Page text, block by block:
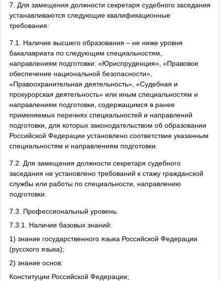
7. Для замещения должности секретаря судебного заседания
устанавливаются следующие квалификационные
требования:
7.1. Наличие высшего образования – не ниже уровня
бакалавриата по следующим специальностям,
направлениям подготовки: «Юриспруденция», «Правовое
обеспечение национальной безопасности»,
«Правоохранительная деятельность», «Судебная и
прокурорская деятельность» или иным специальностям и
направлениям подготовки, содержащимся в ранее
применяемых перечнях специальностей и направлений
подготовки, для которых законодательством об образовании
Российской Федерации установлено соответствие указанным
специальностям и направлениям подготовки.
7.2. Для замещения должности секретаря судебного
заседания не установлено требований к стажу гражданской
службы или работы по специальности, направлению
подготовки.
7.3. Профессиональный уровень.
7.3.1. Наличие базовых знаний:
1) знание государственного языка Российской Федерации
(русского языка);
2) знание основ:
Конституции Российской Федерации;